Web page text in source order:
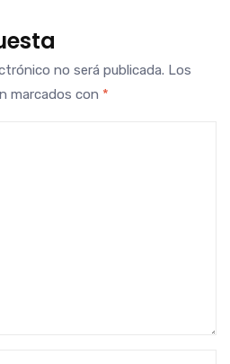
no será publicada. Los
marcados con *